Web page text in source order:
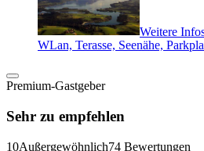
Weitere
WLan, Terasse, Seenähe,
Premium-Gastgeber
Sehr zu empfehlen
10Außergewöhnlich74 Bewertungen